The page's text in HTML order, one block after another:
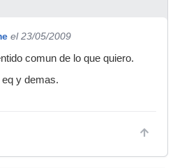
el 23/05/2009
comun de lo que quiero.
y demas.